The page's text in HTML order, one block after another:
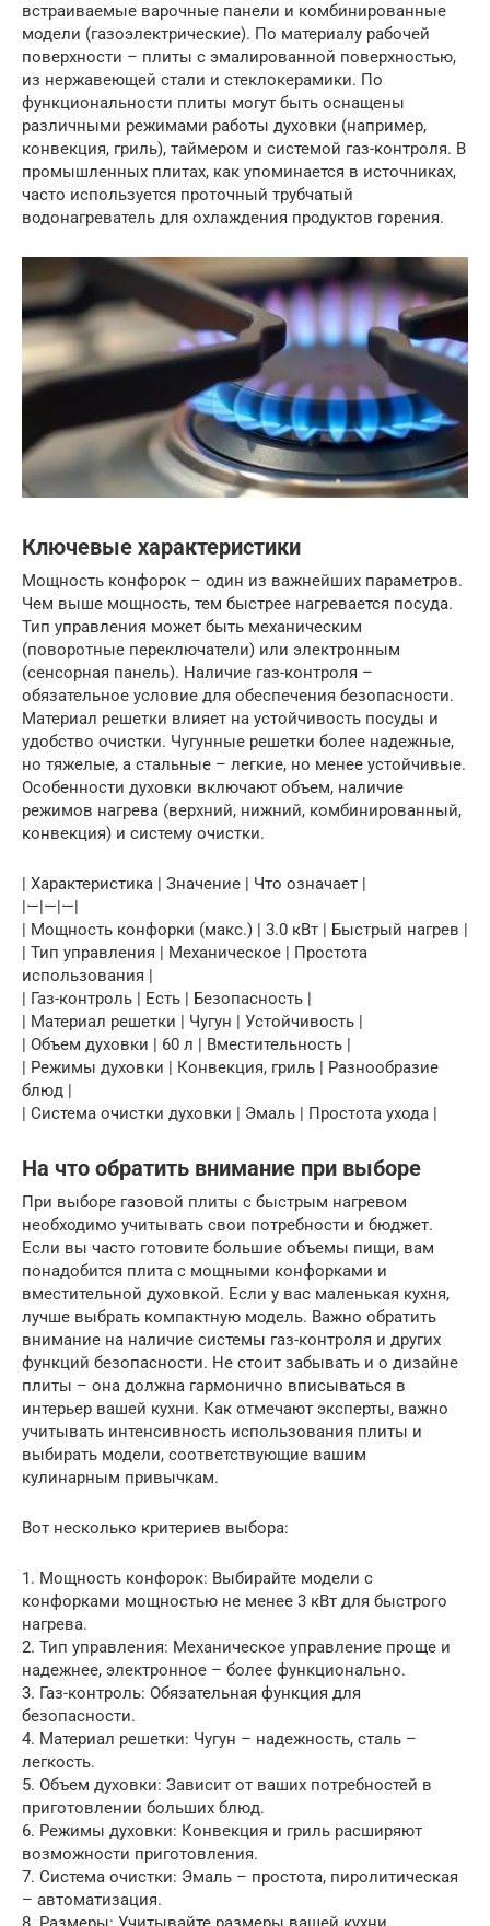
встраиваемые варочные панели и комбинированные
модели (газоэлектрические). По материалу рабочей
поверхности – плиты с эмалированной поверхностью,
из нержавеющей стали и стеклокерамики. По
функциональности плиты могут быть оснащены
различными режимами работы духовки (например,
конвекция, гриль), таймером и системой газ-контроля. В
промышленных плитах, как упоминается в источниках,
часто используется проточный трубчатый
водонагреватель для охлаждения продуктов горения.
Ключевые характеристики
Мощность конфорок – один из важнейших параметров.
Чем выше мощность, тем быстрее нагревается посуда.
Тип управления может быть механическим
(поворотные переключатели) или электронным
(сенсорная панель). Наличие газ-контроля –
обязательное условие для обеспечения безопасности.
Материал решетки влияет на устойчивость посуды и
удобство очистки. Чугунные решетки более надежные,
но тяжелые, а стальные – легкие, но менее устойчивые.
Особенности духовки включают объем, наличие
режимов нагрева (верхний, нижний, комбинированный,
конвекция) и систему очистки.
| Характеристика | Значение | Что означает |
|—|—|—|
| Мощность конфорки (макс.) | 3.0 кВт | Быстрый нагрев |
| Тип управления | Механическое | Простота
использования |
| Газ-контроль | Есть | Безопасность |
| Материал решетки | Чугун | Устойчивость |
| Объем духовки | 60 л | Вместительность |
| Режимы духовки | Конвекция, гриль | Разнообразие
блюд |
| Система очистки духовки | Эмаль | Простота ухода |
На что обратить внимание при выборе
При выборе газовой плиты с быстрым нагревом
необходимо учитывать свои потребности и бюджет.
Если вы часто готовите большие объемы пищи, вам
понадобится плита с мощными конфорками и
вместительной духовкой. Если у вас маленькая кухня,
лучше выбрать компактную модель. Важно обратить
внимание на наличие системы газ-контроля и других
функций безопасности. Не стоит забывать и о дизайне
плиты – она должна гармонично вписываться в
интерьер вашей кухни. Как отмечают эксперты, важно
учитывать интенсивность использования плиты и
выбирать модели, соответствующие вашим
кулинарным привычкам.
Вот несколько критериев выбора:
1. Мощность конфорок: Выбирайте модели с
конфорками мощностью не менее 3 кВт для быстрого
нагрева.
2. Тип управления: Механическое управление проще и
надежнее, электронное – более функционально.
3. Газ-контроль: Обязательная функция для
безопасности.
4. Материал решетки: Чугун – надежность, сталь –
легкость.
5. Объем духовки: Зависит от ваших потребностей в
приготовлении больших блюд.
6. Режимы духовки: Конвекция и гриль расширяют
возможности приготовления.
7. Система очистки: Эмаль – простота, пиролитическая
– автоматизация.